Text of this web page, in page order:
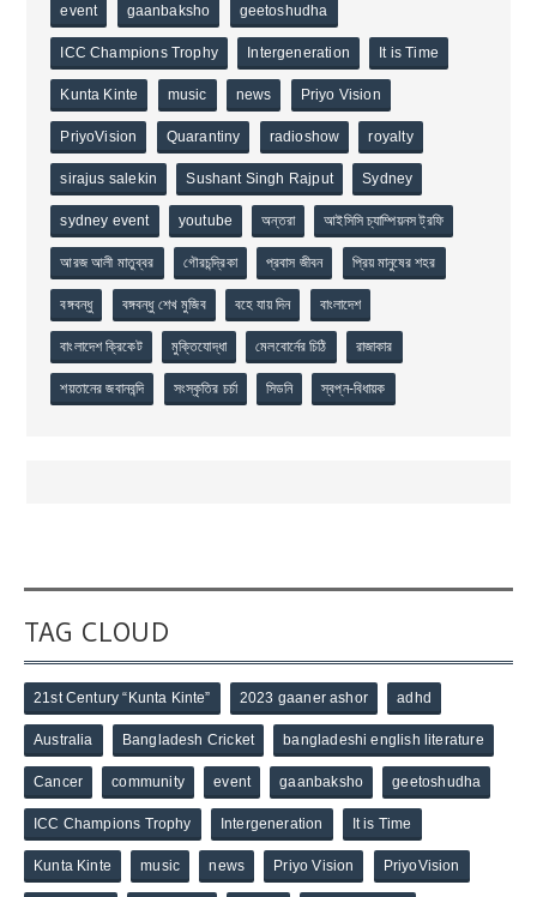
event gaanbaksho geetoshudha
ICC Champions Trophy Intergeneration It is Time
Kunta Kinte music news Priyo Vision
PriyoVision Quarantiny radioshow royalty
sirajus salekin Sushant Singh Rajput Sydney
sydney event youtube অন্তরা আইসিসি চ্যাম্পিয়নস ট্রফি
আরজ আলী মাতুব্বর গৌরচন্দ্রিকা প্রবাস জীবন প্রিয় মানুষের শহর
বঙ্গবন্ধু বঙ্গবন্ধু শেখ মুজিব বহে যায় দিন বাংলাদেশ
বাংলাদেশ ক্রিকেট মুক্তিযোদ্ধা মেলবোর্নের চিঠি রাজাকার
শয়তানের জবানবন্দি সংস্কৃতির চর্চা সিডনি স্বপ্ন-বিধায়ক
TAG CLOUD
21st Century “Kunta Kinte” 2023 gaaner ashor adhd
Australia Bangladesh Cricket bangladeshi english literature
Cancer community event gaanbaksho geetoshudha
ICC Champions Trophy Intergeneration It is Time
Kunta Kinte music news Priyo Vision PriyoVision